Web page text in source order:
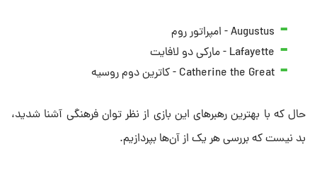
Augustus - امپراتور روم
Lafayette - مارکی دو لافایت
Catherine the Great - کاترین دوم روسیه
حال که با بهترین رهبرهای این بازی از نظر توان فرهنگی آشنا شدید،
بد نیست که بررسی هر یک از آن‌ها بپردازیم.